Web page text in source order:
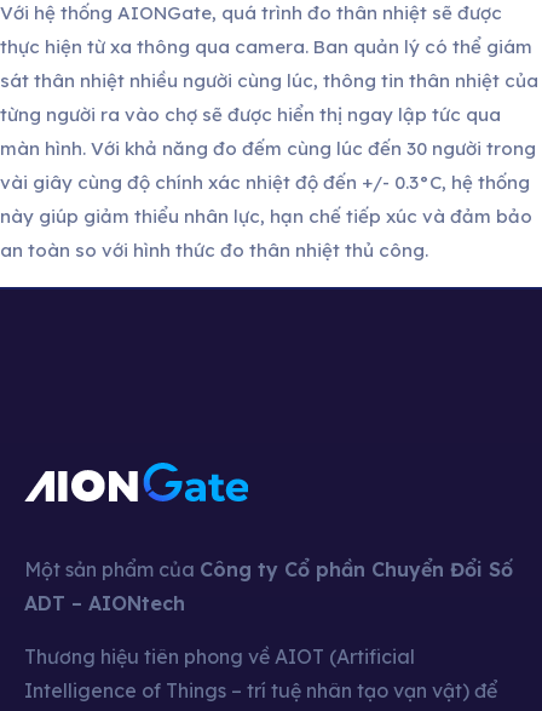
Với hệ thống AIONGate, quá trình đo thân nhiệt sẽ được
thực hiện từ xa thông qua camera. Ban quản lý có thể giám
sát thân nhiệt nhiều người cùng lúc, thông tin thân nhiệt của
từng người ra vào chợ sẽ được hiển thị ngay lập tức qua
màn hình. Với khả năng đo đếm cùng lúc đến 30 người trong
vài giây cùng độ chính xác nhiệt độ đến +/- 0.3°C, hệ thống
này giúp giảm thiểu nhân lực, hạn chế tiếp xúc và đảm bảo
an toàn so với hình thức đo thân nhiệt thủ công.
Một sản phẩm của Công ty Cổ phần Chuyển Đổi Số
ADT – AIONtech
Thương hiệu tiên phong về AIOT (Artificial
Intelligence of Things – trí tuệ nhân tạo vạn vật) để